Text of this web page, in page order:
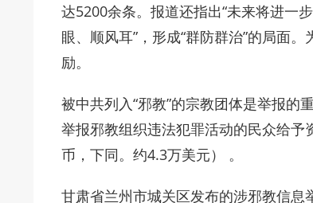
达5200余条。报道还指出“未来将进一
眼、顺风耳”，形成“群防群治”的局面
励。
被中共列入“邪教”的宗教团体是举报
举报邪教组织违法犯罪活动的民众给
币，下同。约4.3万美元） 。
甘肃省兰州市城关区发布的涉邪教信